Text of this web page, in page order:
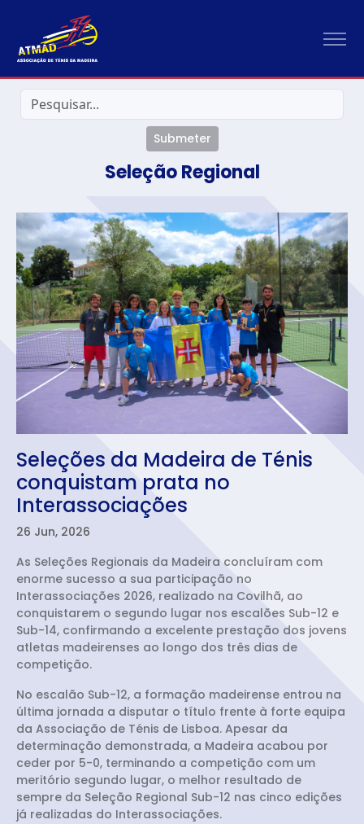
Submeter
Seleção Regional
Seleções da Madeira de Ténis
conquistam prata no
Interassociações
26 Jun, 2026
As Seleções Regionais da Madeira concluíram com
enorme sucesso a sua participação no
Interassociações 2026, realizado na Covilhã, ao
conquistarem o segundo lugar nos escalões Sub-12 e
Sub-14, confirmando a excelente prestação dos jovens
atletas madeirenses ao longo dos três dias de
competição.
No escalão Sub-12, a formação madeirense entrou na
última jornada a disputar o título frente à forte equipa
da Associação de Ténis de Lisboa. Apesar da
determinação demonstrada, a Madeira acabou por
ceder por 5-0, terminando a competição com um
meritório segundo lugar, o melhor resultado de
sempre da Seleção Regional Sub-12 nas cinco edições
já realizadas do Interassociações.